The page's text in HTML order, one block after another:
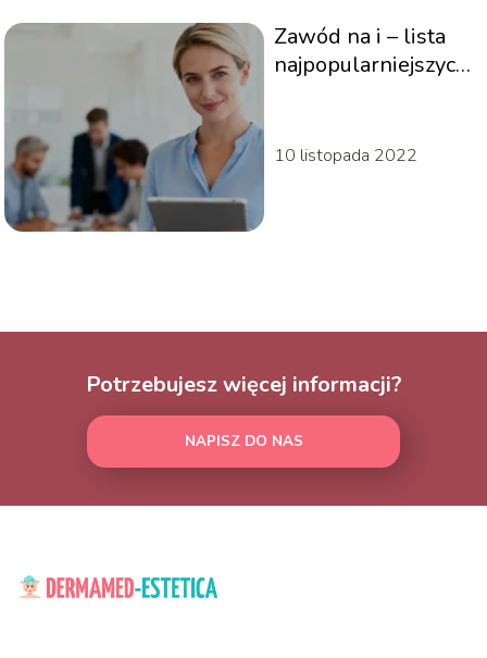
Zawód na i – lista
najpopularniejszych
10 listopada 2022
Potrzebujesz więcej informacji?
NAPISZ DO NAS